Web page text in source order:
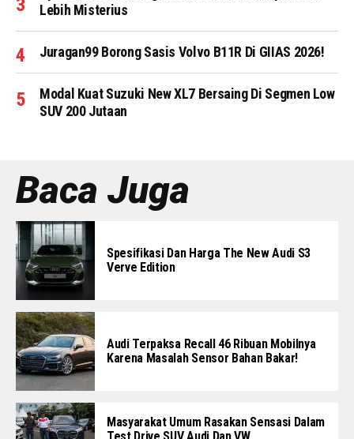
Lebih Misterius
Juragan99 Borong Sasis Volvo B11R Di GIIAS 2026!
Modal Kuat Suzuki New XL7 Bersaing Di Segmen Low
SUV 200 Jutaan
Baca Juga
Spesifikasi Dan Harga The New Audi S3
Verve Edition
Audi Terpaksa Recall 46 Ribuan Mobilnya
Karena Masalah Sensor Bahan Bakar!
Masyarakat Umum Rasakan Sensasi Dalam